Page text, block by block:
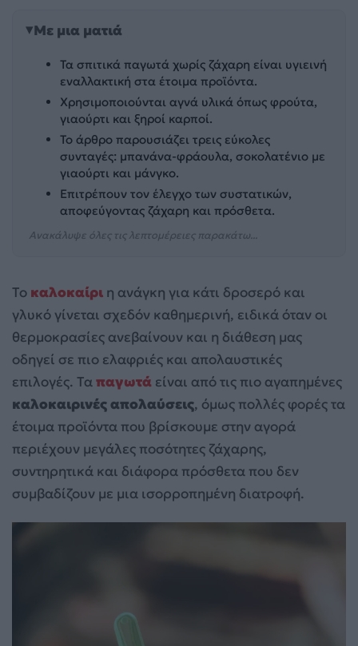
Με μια ματιά
Τα σπιτικά παγωτά χωρίς ζάχαρη είναι υγιεινή
εναλλακτική στα έτοιμα προϊόντα.
Χρησιμοποιούνται αγνά υλικά όπως φρούτα,
γιαούρτι και ξηροί καρποί.
Το άρθρο παρουσιάζει τρεις εύκολες
συνταγές: μπανάνα-φράουλα, σοκολατένιο με
γιαούρτι και μάνγκο.
Επιτρέπουν τον έλεγχο των συστατικών,
αποφεύγοντας ζάχαρη και πρόσθετα.
Ανακάλυψε όλες τις λεπτομέρειες παρακάτω...
Το καλοκαίρι η ανάγκη για κάτι δροσερό και
γλυκό γίνεται σχεδόν καθημερινή, ειδικά όταν οι
θερμοκρασίες ανεβαίνουν και η διάθεση μας
οδηγεί σε πιο ελαφριές και απολαυστικές
επιλογές. Ταπαγωτά είναι από τις πιο αγαπημένες
καλοκαιρινές απολαύσεις, όμως πολλές φορές τα
έτοιμα προϊόντα που βρίσκουμε στην αγορά
περιέχουν μεγάλες ποσότητες ζάχαρης,
συντηρητικά και διάφορα πρόσθετα που δεν
συμβαδίζουν με μια ισορροπημένη διατροφή.